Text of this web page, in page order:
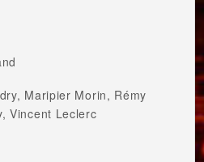
Maripier Morin, Rémy
Vincent Leclerc